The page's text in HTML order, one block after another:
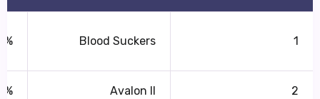
1
Blood Suckers
2
Avalon II